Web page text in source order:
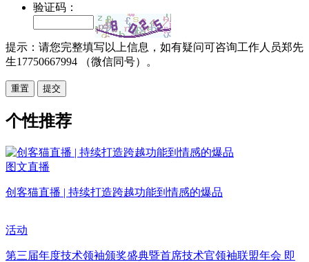
验证码：
提示：请您完整填写以上信息，如有疑问可咨询工作人员郑先
生17750667994 （微信同号）。
重置
个性推荐
图文直播
创客猫直播 | 持续打造跨越功能到情感的爆品
活动
第三届年度技术领袖颁奖盛典暨首席技术官领袖联盟年会 即